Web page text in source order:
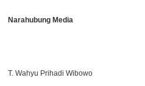
Narahubung Media
T. Wahyu Prihadi Wibowo